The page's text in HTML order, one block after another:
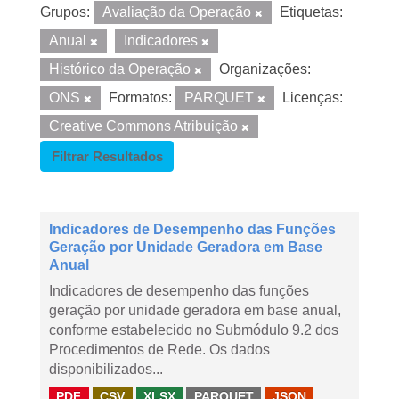
Grupos: Avaliação da Operação
Etiquetas:
Anual
Indicadores
Histórico da Operação
Organizações:
ONS
Formatos: PARQUET
Licenças:
Creative Commons Atribuição
Filtrar Resultados
Indicadores de Desempenho das Funções
Geração por Unidade Geradora em Base
Anual
Indicadores de desempenho das funções
geração por unidade geradora em base anual,
conforme estabelecido no Submódulo 9.2 dos
Procedimentos de Rede. Os dados
disponibilizados...